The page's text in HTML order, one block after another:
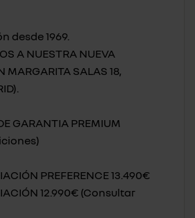
desde 1969.
A NUESTRA NUEVA
MARGARITA SALAS 18,
GARANTIA PREMIUM
PREFERENCE 13.490€
12.990€ (Consultar